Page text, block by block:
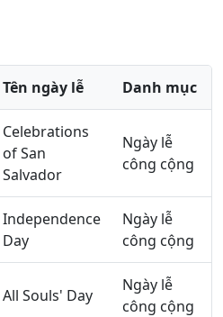
Tên ngày lễ Danh mục
Celebrations
of San
Salvador
Ngày lễ
công cộng
Independence
Day
Ngày lễ
công cộng
All Souls' Day
Ngày lễ
công cộng